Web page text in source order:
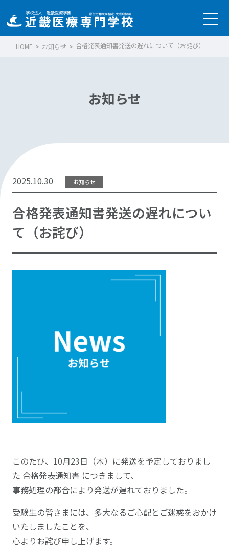
HOME > お知らせ > 合格発表通知書発送の遅れについて（お詫び）
お知らせ
2025.10.30 お知らせ
合格発表通知書発送の遅れについ
て（お詫び）
このたび、10月23日（木）に発送を予定しておりまし
た 合格発表通知書 につきまして、
事務処理の都合により発送が遅れておりました。
受験生の皆さまには、多大なるご心配とご迷惑をおかけ
いたしましたことを、
心よりお詫び申し上げます。